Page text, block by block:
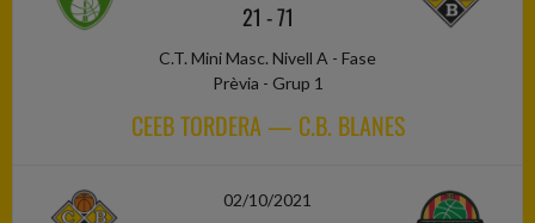
21 -71
C.T. Mini Masc. Nivell A - Fase
Prèvia - Grup 1
CEEB TORDERA — C.B. BLANES
02/10/2021